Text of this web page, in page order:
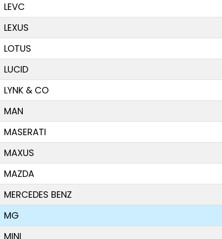
LEVC
LEXUS
LOTUS
LUCID
LYNK & CO
MAN
MASERATI
MAXUS
MAZDA
MERCEDES BENZ
MG
MINI